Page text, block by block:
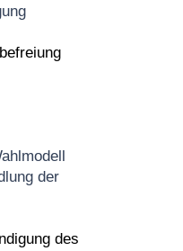
der
des